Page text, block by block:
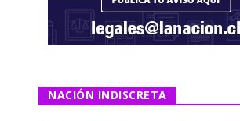
NACIÓN INDISCRETA